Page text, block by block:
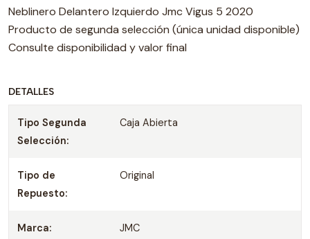
Neblinero Delantero Izquierdo Jmc Vigus 5 2020
Producto de segunda selección (única unidad disponible)
Consulte disponibilidad y valor final
DETALLES
Tipo Segunda
Selección:
Caja Abierta
Tipo de
Repuesto:
Original
Marca: JMC